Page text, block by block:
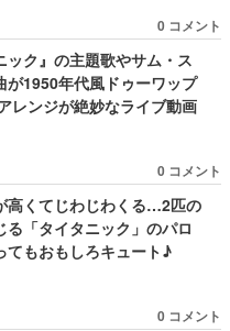
0 コメント
ック』の主題歌やサム・ス
が1950年代風ドゥーワップ
レンジが絶妙なライブ動画
0 コメント
高くてじわじわくる…2匹の
る「タイタニック」のパロ
てもおもしろキュート♪
0 コメント